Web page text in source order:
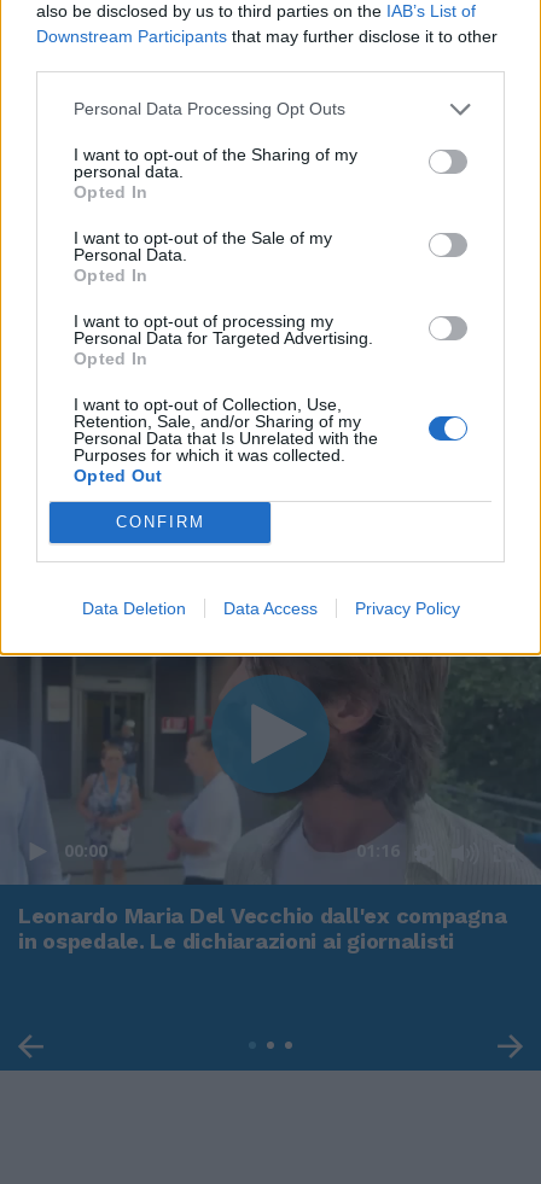
also be disclosed by us to third parties on the IAB’s List of
Downstream Participants that may further disclose it to other
Personal Data Processing Opt Outs
I want to opt-out of the Sharing of my
personal data.
Opted In
I want to opt-out of the Sale of my
Personal Data.
Opted In
I want to opt-out of processing my
Personal Data for Targeted Advertising.
Opted In
I want to opt-out of Collection, Use,
Retention, Sale, and/or Sharing of my
Personal Data that Is Unrelated with the
Purposes for which it was collected.
Opted Out
CONFIRM
Data Deletion Data Access Privacy Policy
00:00 01:16
Leonardo Maria Del Vecchio dall'ex compagna
in ospedale. Le dichiarazioni ai giornalisti